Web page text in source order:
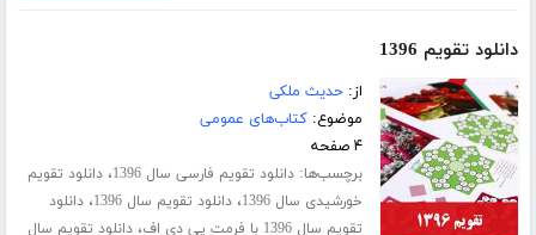
دانلود تقویم 1396
از:حدیث ملکی
موضوع:کتاب‌های عمومی
۴ صفحه
برچسب‌ها:دانلود تقویم فارسی سال 1396 ،دانلود تقویم
خورشیدی سال 1396
،دانلود تقویم سال 1396 ،دانلود
تقویم سال 1396 با فرمت پی دی اف
،دانلود تقویم سال